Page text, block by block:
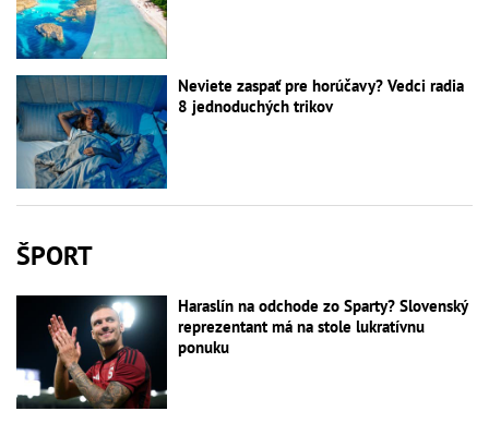
Neviete zaspať pre horúčavy? Vedci radia
8 jednoduchých trikov
ŠPORT
Haraslín na odchode zo Sparty? Slovenský
reprezentant má na stole lukratívnu
ponuku